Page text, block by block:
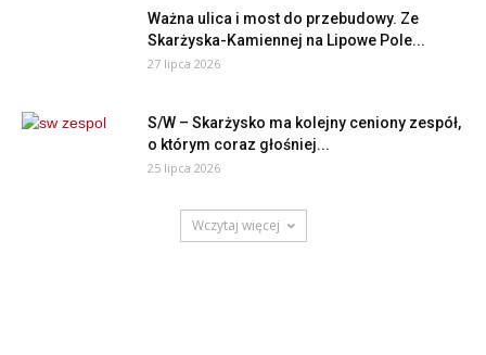
Ważna ulica i most do przebudowy. Ze
Skarżyska-Kamiennej na Lipowe Pole...
27 lipca 2026
S/W – Skarżysko ma kolejny ceniony zespół,
o którym coraz głośniej...
25 lipca 2026
Wczytaj więcej